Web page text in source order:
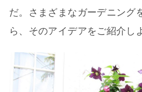
だ。さまざまなガーデニング
ら、そのアイデアをご紹介し